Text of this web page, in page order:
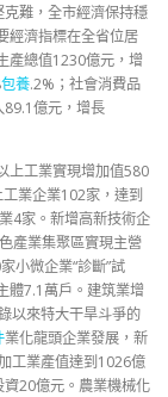
克難，全市經濟保持穩
經濟指標在全省位居
產總值1230億元，增
包養.2%；社會消費品
億元，增長
上工業實現增加值580
業企業102家，達到
4家。新增高新技術企
產業集聚區實現主營
小微企業“診斷”試
體7.1萬戶。建筑業增
以來特大干旱斗爭的
業化龍頭企業發展，新
工業產值達到1026億
資20億元。農業機械化